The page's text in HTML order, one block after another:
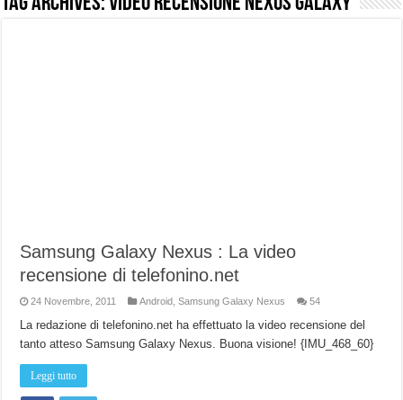
Samsung Galaxy Nexus : La video
recensione di telefonino.net
24 Novembre, 2011 Android ,Samsung Galaxy Nexus 54
La redazione di telefonino.net ha effettuato la video recensione del
tanto atteso Samsung Galaxy Nexus. Buona visione! {IMU_468_60}
Leggi tutto